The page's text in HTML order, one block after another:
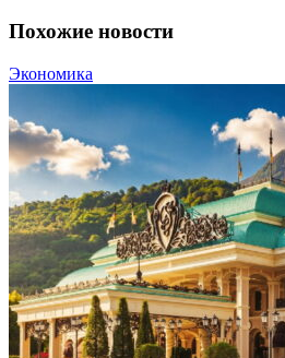
Похожие новости
Экономика